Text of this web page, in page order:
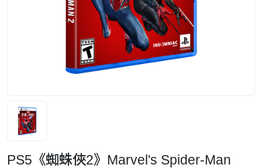
PS5《蜘蛛俠2》Marvel's Spider-Man